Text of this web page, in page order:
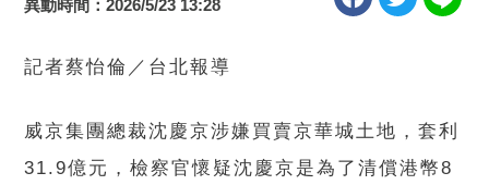
異動時間：2026/5/23 13:28
記者蔡怡倫／台北報導
威京集團總裁沈慶京涉嫌買賣京華城土地，套利
31.9億元，檢察官懷疑沈慶京是為了清償港幣8